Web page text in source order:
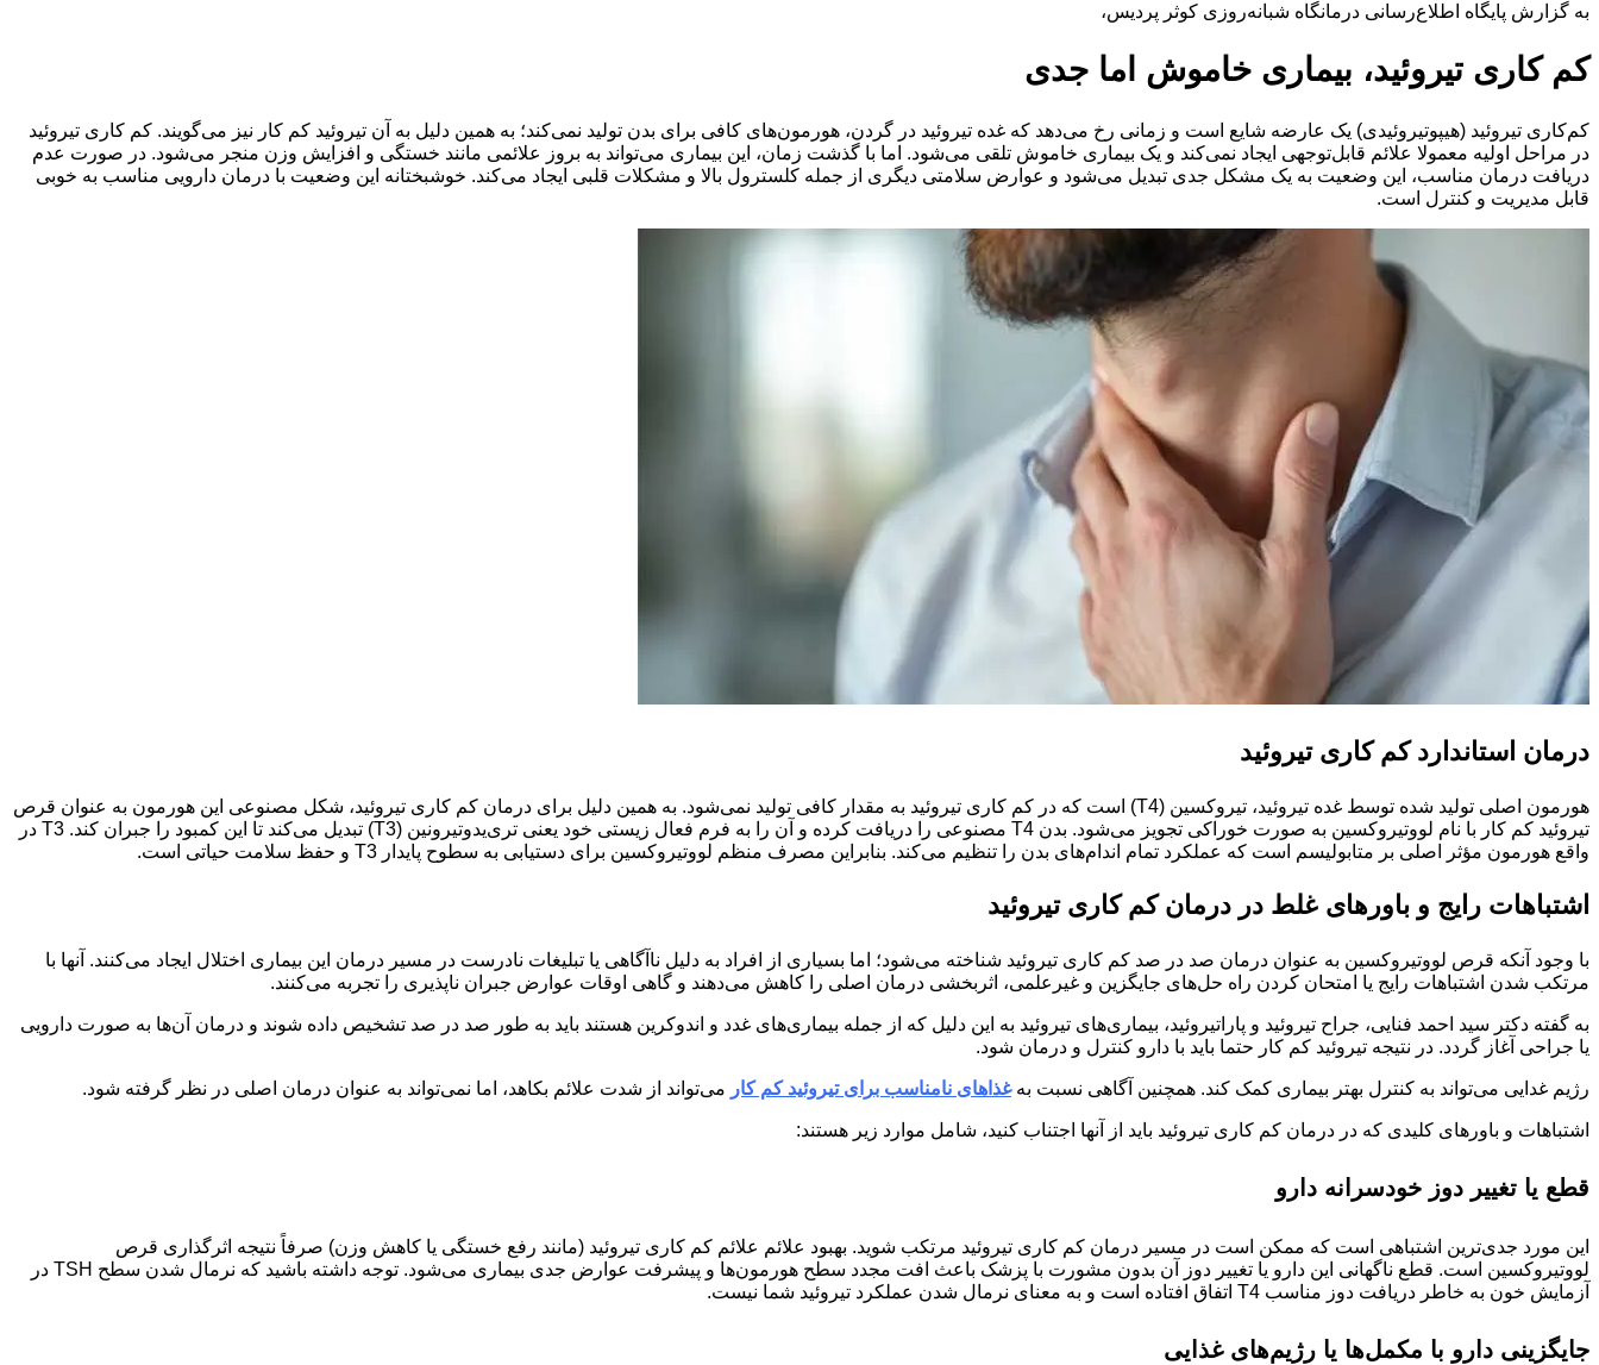
به گزارش پایگاه اطلاع‌رسانی درمانگاه شبانه‌روزی کوثر پردیس،
کم کاری تیروئید، بیماری خاموش اما جدی
کم‌کاری تیروئید (هیپوتیروئیدی) یک عارضه شایع است و زمانی رخ می‌دهد که غده تیروئید در گردن، هورمون‌های کافی برای بدن تولید نمی‌کند؛ به همین دلیل به آن تیروئید کم ‌کار نیز می‌گویند. کم کاری تیروئید
در مراحل اولیه معمولا علائم قابل‌توجهی ایجاد نمی‌کند و یک بیماری خاموش تلقی می‌شود. اما با گذشت زمان، این بیماری می‌تواند به بروز علائمی مانند خستگی و افزایش وزن منجر می‌شود. در صورت عدم
دریافت درمان مناسب، این وضعیت به یک مشکل جدی تبدیل می‌شود و عوارض سلامتی دیگری از جمله کلسترول بالا و مشکلات قلبی ایجاد می‌کند. خوشبختانه این وضعیت با درمان دارویی مناسب به خوبی
قابل مدیریت و کنترل است.
درمان استاندارد کم کاری تیروئید
هورمون اصلی تولید شده توسط غده تیروئید، تیروکسین (T4) است که در کم کاری تیروئید به مقدار کافی تولید نمی‌شود. به همین دلیل برای درمان کم کاری تیروئید، شکل مصنوعی این هورمون به عنوان قرص
تیروئید کم کار با نام لووتیروکسین به صورت خوراکی تجویز می‌شود. بدن T4 مصنوعی را دریافت کرده و آن را به فرم فعال زیستی خود یعنی تری‌یدوتیرونین (T3) تبدیل می‌کند تا این کمبود را جبران کند. T3 در
واقع هورمون مؤثر اصلی بر متابولیسم است که عملکرد تمام اندام‌های بدن را تنظیم می‌کند. بنابراین مصرف منظم لووتیروکسین برای دستیابی به سطوح پایدار T3 و حفظ سلامت حیاتی است.
اشتباهات رایج و باورهای غلط در درمان کم ‌کاری تیروئید
با وجود آنکه قرص لووتیروکسین به عنوان درمان صد در صد کم کاری تیروئید شناخته می‌شود؛ اما بسیاری از افراد به دلیل ناآگاهی یا تبلیغات نادرست در مسیر درمان این بیماری اختلال ایجاد می‌کنند. آنها با
مرتکب شدن اشتباهات رایج یا امتحان کردن راه‌ حل‌های جایگزین و غیرعلمی، اثربخشی درمان اصلی را کاهش می‌دهند و گاهی اوقات عوارض جبران ‌ناپذیری را تجربه می‌کنند.
به گفته دکتر سید احمد فنایی، جراح تیروئید و پاراتیروئید، بیماری‌های تیروئید به این دلیل که از جمله بیماری‌های غدد و اندوکرین هستند باید به طور صد در صد تشخیص داده شوند و درمان آن‌ها به صورت دارویی
یا جراحی آغاز گردد. در نتیجه تیروئید کم کار حتما باید با دارو کنترل و درمان شود.
رژیم غدایی می‌تواند به کنترل بهتر بیماری کمک کند. همچنین آگاهی نسبت بهغذاهای نامناسب برای تیروئید کم کار می‌تواند از شدت علائم بکاهد، اما نمی‌تواند به عنوان درمان اصلی در نظر گرفته شود.
اشتباهات و باورهای کلیدی که در درمان کم کاری تیروئید باید از آنها اجتناب کنید، شامل موارد زیر هستند:
قطع یا تغییر دوز خودسرانه دارو
این مورد جدی‌ترین اشتباهی است که ممکن است در مسیر درمان کم کاری تیروئید مرتکب شوید. بهبود علائم علائم کم کاری تیروئید (مانند رفع خستگی یا کاهش وزن) صرفاً نتیجه اثرگذاری قرص
لووتیروکسین است. قطع ناگهانی این دارو یا تغییر دوز آن بدون مشورت با پزشک باعث افت مجدد سطح هورمون‌ها و پیشرفت عوارض جدی بیماری می‌شود. توجه داشته باشید که نرمال شدن سطح TSH در
آزمایش خون به خاطر دریافت دوز مناسب T4 اتفاق افتاده است و به معنای نرمال شدن عملکرد تیروئید شما نیست.
جایگزینی دارو با مکمل‌ها یا رژیم‌های غذایی